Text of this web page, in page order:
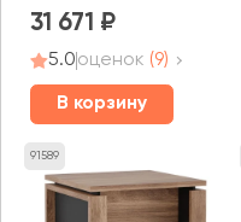
31 671
5.0оценок (9)
В корзину
91589